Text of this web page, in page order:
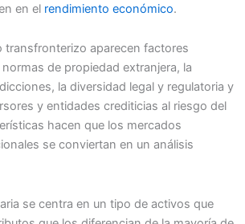
en el rendimiento económico.
transfronterizo aparecen factores
de propiedad extranjera, la
la diversidad legal y regulatoria y
y entidades crediticias al riesgo del
hacen que los mercados
se conviertan en un análisis
se centra en un tipo de activos que